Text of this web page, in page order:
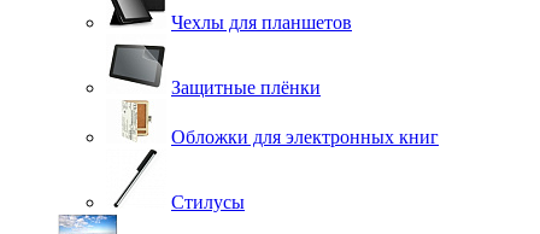
Чехлы для планшетов
Защитные плёнки
Обложки для электронных книг
Стилусы